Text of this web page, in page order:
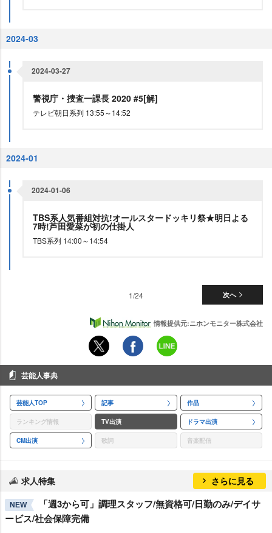
2024-03
2024-03-27
警視庁・捜査一課長 2020 #5[解]
テレビ朝日系列 13:55～14:52
2024-01
2024-01-06
TBS系人気番組対抗!オールスタードッキリ祭★明日よる
7時!芦田愛菜が初の仕掛人
TBS系列 14:00～14:54
次へ
1/24
情報提供元:ニホンモニター株式会社
芸能人事典
芸能人TOP 記事 作品
ランキング情報 TV出演 ドラマ出演
CM出演 歌詞 音楽配信
求人特集 さらに見る
NEW
「週3から可」調理スタッフ/無資格可/日勤のみ/デイサ
ービス/社会保障完備